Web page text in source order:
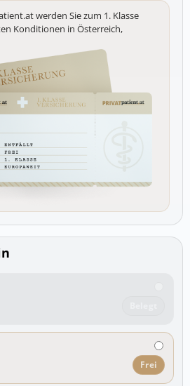
werden Sie zum 1. Klasse
Konditionen in Österreich,
Frei